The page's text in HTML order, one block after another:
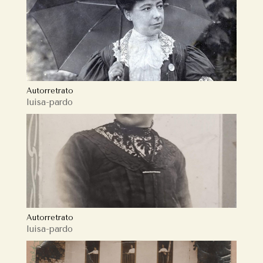
Autorretrato
luisa-pardo
Autorretrato
luisa-pardo